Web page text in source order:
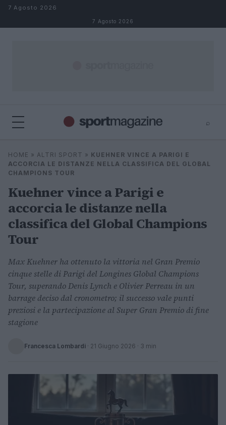
Salta al contenuto
7 Agosto 2026
7 Agosto 2026
⌕
Cerca
HOME » ALTRI SPORT » KUEHNER VINCE A PARIGI E
ACCORCIA LE DISTANZE NELLA CLASSIFICA DEL GLOBAL
CHAMPIONS TOUR
Kuehner vince a Parigi e
accorcia le distanze nella
classifica del Global Champions
Tour
Max Kuehner ha ottenuto la vittoria nel Gran Premio
cinque stelle di Parigi del Longines Global Champions
Tour, superando Denis Lynch e Olivier Perreau in un
barrage deciso dal cronometro; il successo vale punti
preziosi e la partecipazione al Super Gran Premio di fine
stagione
Francesca Lombardi · 21 Giugno 2026 · 3 min